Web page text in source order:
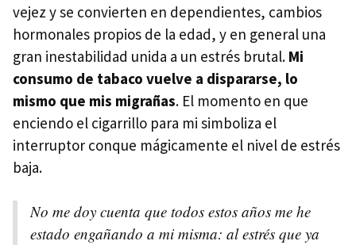
vejez y se convierten en dependientes, cambios
hormonales propios de la edad, y en general una
gran inestabilidad unida a un estrés brutal. Mi
consumo de tabaco vuelve a dispararse, lo
mismo que mis migrañas. El momento en que
enciendo el cigarrillo para mi simboliza el
interruptor conque mágicamente el nivel de estrés
baja.
No me doy cuenta que todos estos años me he
estado engañando a mi misma: al estrés que ya